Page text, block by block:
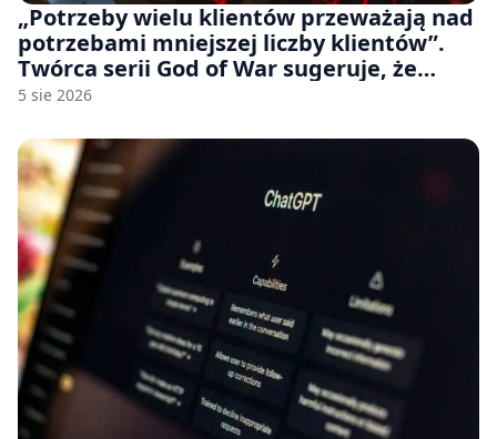
„Potrzeby wielu klientów przeważają nad
potrzebami mniejszej liczby klientów”.
Twórca serii God of War sugeruje, że
rozumie, dlaczego Sony rezygnuje z gier
5 sie 2026